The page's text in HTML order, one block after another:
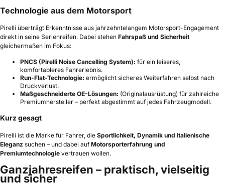
Technologie aus dem Motorsport
Pirelli überträgt Erkenntnisse aus jahrzehntelangem Motorsport-Engagement
direkt in seine Serienreifen. Dabei stehen Fahrspaß und Sicherheit
gleichermaßen im Fokus:
PNCS (Pirelli Noise Cancelling System): für ein leiseres,
komfortableres Fahrerlebnis.
Run-Flat-Technologie: ermöglicht sicheres Weiterfahren selbst nach
Druckverlust.
Maßgeschneiderte OE-Lösungen: (Originalausrüstung) für zahlreiche
Premiumhersteller – perfekt abgestimmt auf jedes Fahrzeugmodell.
Kurz gesagt
Pirelli ist die Marke für Fahrer, die Sportlichkeit, Dynamik und italienische
Eleganz suchen – und dabei aufMotorsporterfahrung und
Premiumtechnologie vertrauen wollen.
Ganzjahresreifen – praktisch, vielseitig
und sicher